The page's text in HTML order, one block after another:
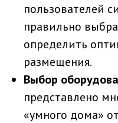
пользователей
правильно
определить
размещения.
Выбор
представлено
«умного дома»